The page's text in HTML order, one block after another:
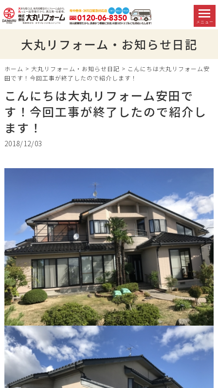
メニュー
大丸リフォーム・お知らせ日記
ホーム > 大丸リフォーム・お知らせ日記 > こんにちは大丸リフォーム安
田です！今回工事が終了したので紹介します！
こんにちは大丸リフォーム安田で
す！今回工事が終了したので紹介し
ます！
2018/12/03